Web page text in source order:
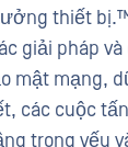
thiết
giải pháp
mật mạng,
các cuộc
trọng yếu